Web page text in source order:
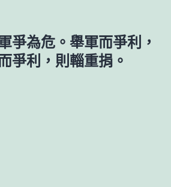
爭為危。舉軍而爭利，
爭利，則輜重捐。